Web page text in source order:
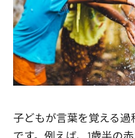
子どもが言葉を覚える